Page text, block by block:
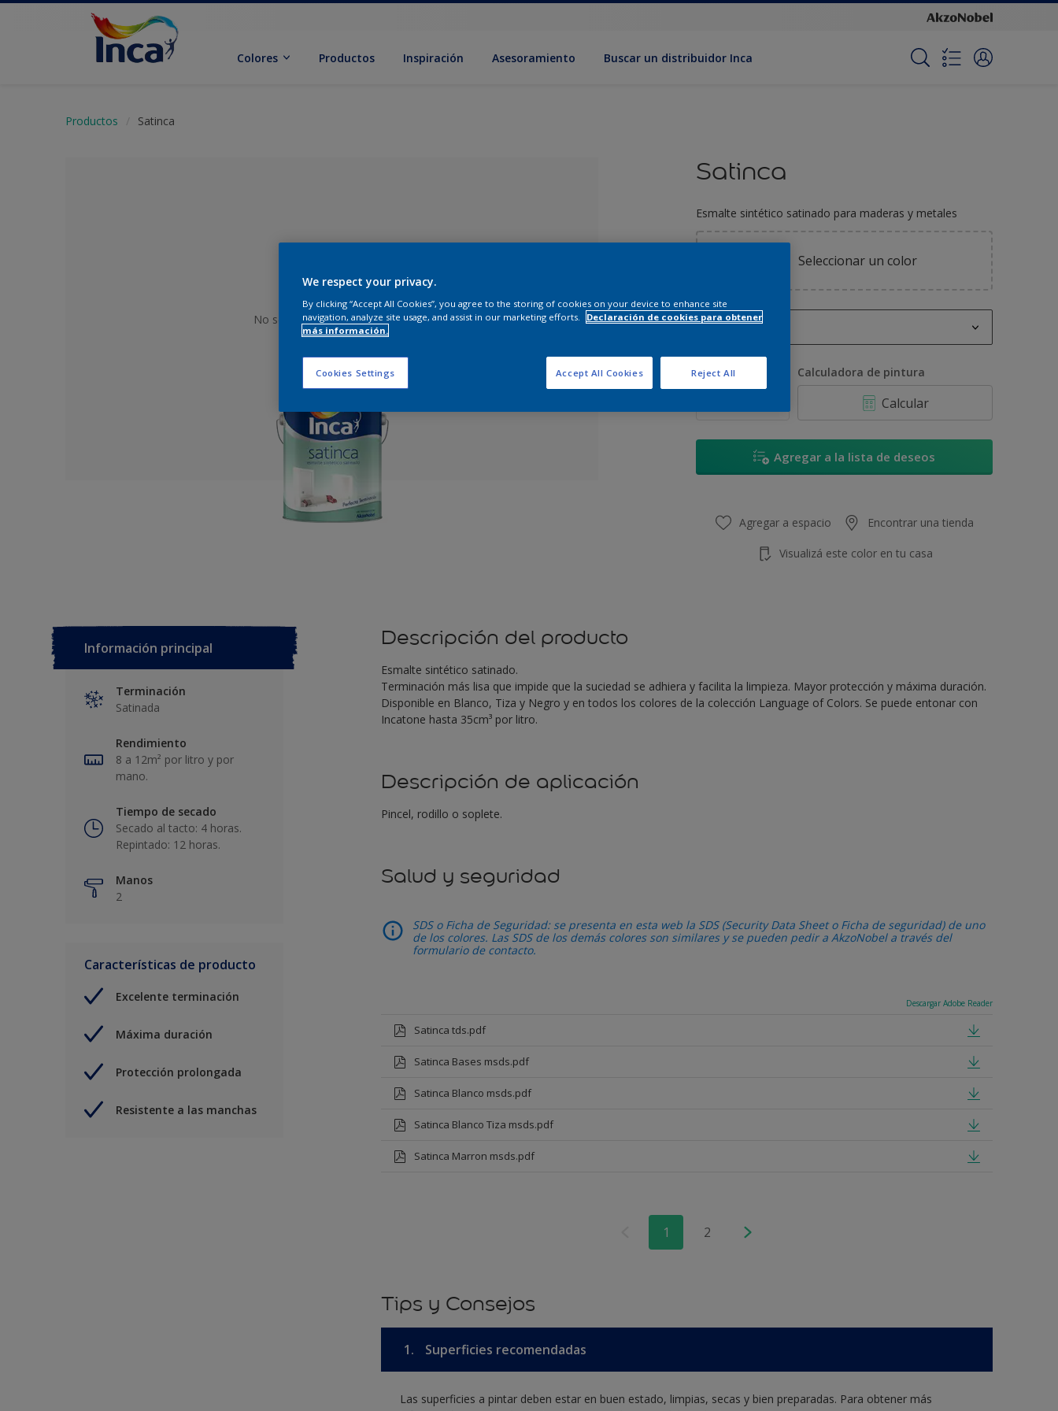
Colores Productos Inspiración Asesoramiento Buscar un distribuidor Inca
Productos Satinca
No se ha seleccionado el color
Satinca
Esmalte sintético satinado para maderas y metales
Seleccionar un color
250 ML
250 ML
900 ML
1 L
3,6 L
4 L
Cantidad Calculadora de pintura
Calcular
Agregar a la lista de deseos
Agregar a espacio Encontrar una tienda
Visualizá este color en tu casa
Información principal
Terminación
Satinada
Rendimiento
8 a 12m² por litro y por
mano.
Tiempo de secado
Secado al tacto: 4 horas.
Repintado: 12 horas.
Manos
2
Características de producto
Excelente terminación
Máxima duración
Protección prolongada
Resistente a las manchas
Descripción del producto
Esmalte sintético satinado.
Terminación más lisa que impide que la suciedad se adhiera y facilita la limpieza. Mayor protección y máxima duración.
Disponible en Blanco, Tiza y Negro y en todos los colores de la colección Language of Colors. Se puede entonar con
Incatone hasta 35cm³ por litro.
Descripción de aplicación
Pincel, rodillo o soplete.
Salud y seguridad
SDS o Ficha de Seguridad: se presenta en esta web la SDS (Security Data Sheet o Ficha de seguridad) de uno
de los colores. Las SDS de los demás colores son similares y se pueden pedir a AkzoNobel a través del
formulario de contacto.
Descargar Adobe Reader
Satinca tds.pdf
Satinca Bases msds.pdf
Satinca Blanco msds.pdf
Satinca Blanco Tiza msds.pdf
Satinca Marron msds.pdf
1 2
Tips y Consejos
1. Superficies recomendadas
Las superficies a pintar deben estar en buen estado, limpias, secas y bien preparadas. Para obtener más
We respect your privacy.
By clicking “Accept All Cookies”, you agree to the storing of cookies on your device to enhance site
navigation, analyze site usage, and assist in our marketing efforts.
Declaración de cookies para obtener
más información.
Cookies Settings Reject All
Accept All Cookies